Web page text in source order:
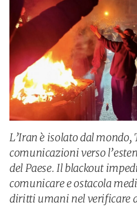
L’Iran è isolato dal mondo,
comunicazioni verso
del Paese. Il blackout
comunicare e ostacola
diritti umani nel verificare